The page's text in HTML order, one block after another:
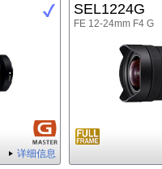
详细信息
SEL1224G
FE 12-24mm F4 G